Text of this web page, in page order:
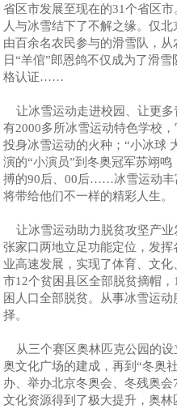
省区市发展至现在的31个省区
人与冰雪结下了不解之缘。仅
由百余名农民参与的滑雪队，
日“羊倌”郎恩鸽不仅成为了滑
格认证……
让冰雪运动走进校园、让更多
有2000多所冰雪运动特色学校
投身冰雪运动的火种；“小冰球
演的“小演员”到冬奥冠军苏翊
搏的90后、00后……冰雪运动丰
将带给他们不一样的精彩人生。
让冰雪运动助力脱贫攻坚产业
张家口两地立足功能定位，发
业高速发展，实现了体育、文
市12个贫困县区全部脱贫摘帽
困人口全部脱贫。从事冰雪运
择。
从三个赛区奥林匹克公园的设
奥文化广场的建成，再到“冬奥
办、举办北京冬奥会、冬残奥
文化资源得到了极大提升，奥